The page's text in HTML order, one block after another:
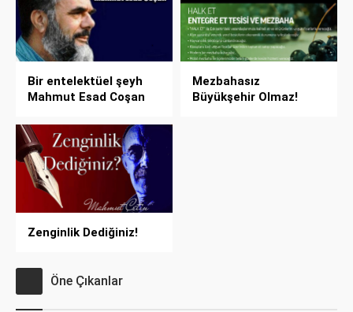
Bir entelektüel şeyh
Mahmut Esad Coşan
Mezbahasız
Büyükşehir Olmaz!
Zenginlik Dediğiniz!
Öne Çıkanlar